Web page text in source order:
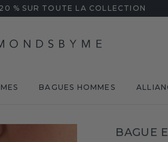
% SUR TOUTE LA COLLECTION
BAGUES HOMMES
BAGUE